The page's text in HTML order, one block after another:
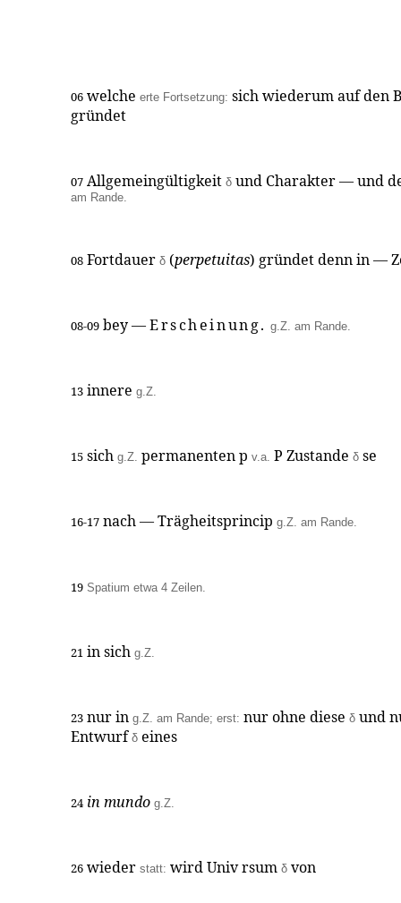
06 welche erte Fortsetzung: sich wiederum auf den
gründet
07 Allgemeingültigkeit δ und Charakter — und
am Rande.
08 Fortdauer δ (perpetuitas) gründet denn in —
08-09 bey —Erscheinung. g.Z. am Rande.
13 innere g.Z.
15 sich g.Z. permanenten p v.a. P Zustande δ se
16-17 nach — Trägheitsprincip g.Z. am Rande.
19 Spatium etwa 4 Zeilen.
21 in sich g.Z.
23 nur in g.Z. am Rande; erst: nur ohne diese δ und
Entwurf δ eines
24 in mundo g.Z.
26 wieder statt: wird Univ rsum δ von